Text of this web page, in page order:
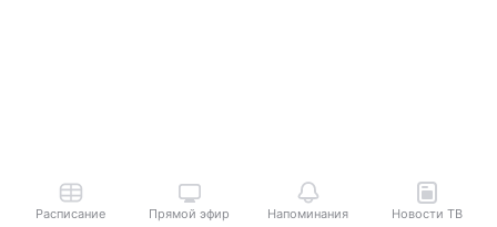
Расписание Прямой эфир Напоминания Новости ТВ